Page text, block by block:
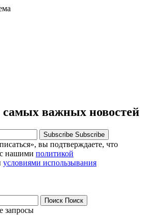
самых важных новостей
Subscribe Subscribe
вы подтверждаете, что
нашими политикой
условиями использывания
Поиск Поиск
запросы